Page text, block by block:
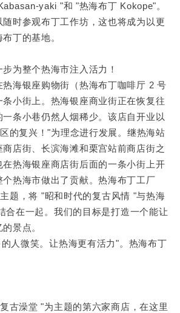
yaki "和 "热海布丁 Kokope"。
时参观布丁工作坊，这也将成为以更
丁的基地。
为整个热海市注入活力！
海银座购物街（热海布丁咖啡厅 2 号
条小街上。热海银座商业街正在恢复往
一条小巷仍然人烟稀少。该店自开业以
的复兴！"为理念进行发展。继热海站
店街、长滨海滩和栗宫站前商店街之
热海银座商店街后面的一条小街上开
热海市做出了贡献。热海布丁工厂
题，将 "昭和时代的复古风情 "与热海
合在一起。我们的目标是打造一个能让
景点。
人微笑。让热海更有活力"。热海布丁
古澡堂 "为主题的第六家商店，在这里